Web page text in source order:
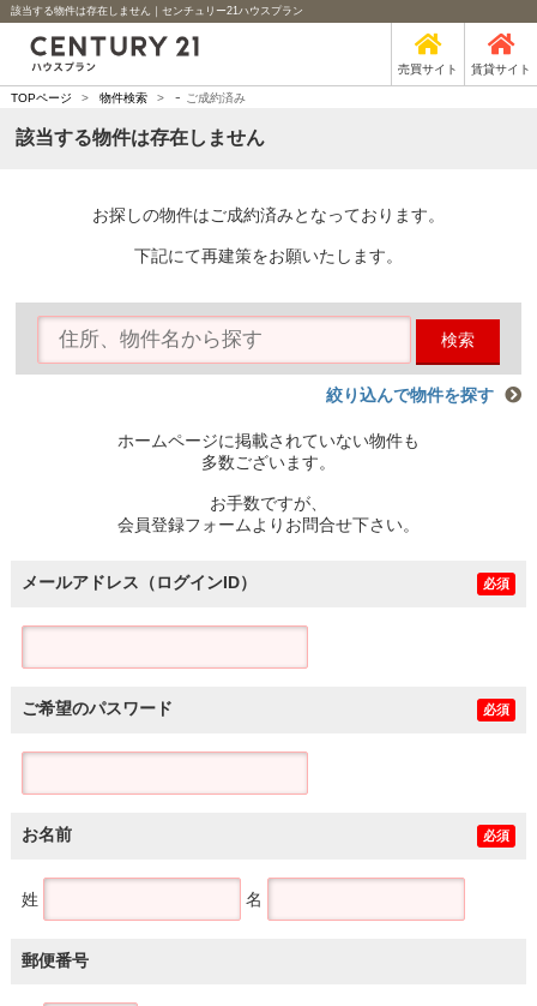
該当する物件は存在しません｜センチュリー21ハウスプラン
売買サイト 賃貸サイト
TOPページ > 物件検索 > - ご成約済み
該当する物件は存在しません
お探しの物件はご成約済みとなっております。
下記にて再建策をお願いたします。
検索
絞り込んで物件を探す
ホームページに掲載されていない物件も
多数ございます。
お手数ですが、
会員登録フォームよりお問合せ下さい。
メールアドレス（ログインID） 必須
ご希望のパスワード 必須
お名前 必須
姓 名
郵便番号